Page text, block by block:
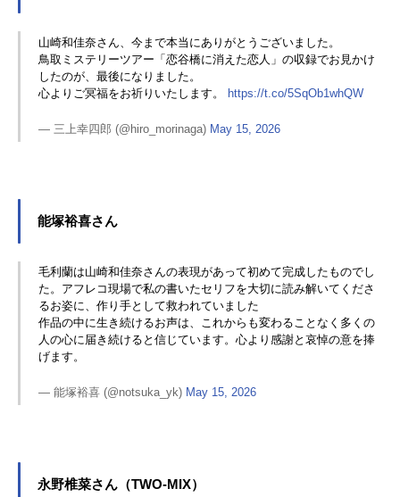
山崎和佳奈さん、今まで本当にありがとうございました。
鳥取ミステリーツアー「恋谷橋に消えた恋人」の収録でお見かけ
したのが、最後になりました。
心よりご冥福をお祈りいたします。
https://t.co/5SqOb1whQW
— 三上幸四郎 (@hiro_morinaga) May 15, 2026
能塚裕喜さん
毛利蘭は山崎和佳奈さんの表現があって初めて完成したものでし
た。アフレコ現場で私の書いたセリフを大切に読み解いてくださ
るお姿に、作り手として救われていました
作品の中に生き続けるお声は、これからも変わることなく多くの
人の心に届き続けると信じています。心より感謝と哀悼の意を捧
げます。
— 能塚裕喜 (@notsuka_yk) May 15, 2026
永野椎菜さん（TWO-MIX）